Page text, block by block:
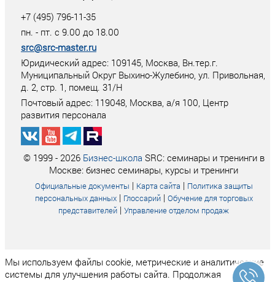
+7 (495) 796-11-35
пн. - пт. с 9.00 до 18.00
src@src-master.ru
Юридический адрес: 109145, Москва, Вн.тер.г.
Муниципальный Округ Выхино-Жулебино, ул. Привольная,
д. 2, стр. 1, помещ. 31/Н
Почтовый адрес: 119048, Москва, а/я 100, Центр
развития персонала
© 1999 - 2026 Бизнес-школа SRC: семинары и тренинги в
Москве: бизнес семинары, курсы и тренинги
Официальные документы | Карта сайта | Политика защиты
персональных данных| Глоссарий| Обучение для торговых
представителей | Управление отделом продаж
Мы используем файлы cookie, метрические и аналитические
системы для улучшения работы сайта. Продолжая